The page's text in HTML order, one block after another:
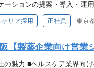
ーションの提案・導入・運
。 (各プロジェクト規模は
ご自身の担当プロジェクト
いません)
スト(チェックリスト作成含
ャリア採用 正社員 東京
【製薬企業向け営業
の魅力 ■ヘルスケア業界向